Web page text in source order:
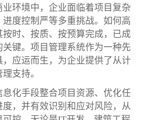
环境中，企业面临着项目复杂
度控制严等多重挑战。如何高
时、按质、按预算完成，已成
键。项目管理系统作为一种先
应运而生，为企业提供了从计
支持。
化手段整合项目资源、优化任
，并有效识别和应对风险，从